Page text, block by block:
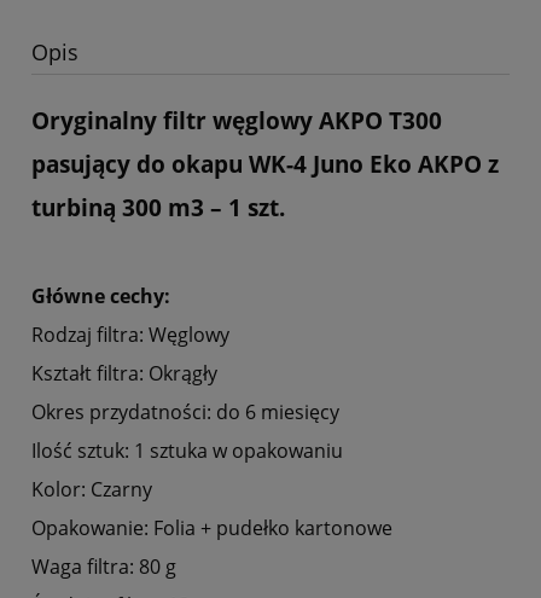
Opis
Oryginalny filtr węglowy AKPO T300
pasujący do okapu WK-4 Juno Eko AKPO z
turbiną 300 m3 – 1 szt.
Główne cechy:
Rodzaj filtra: Węglowy
Kształt filtra: Okrągły
Okres przydatności: do 6 miesięcy
Ilość sztuk: 1 sztuka w opakowaniu
Kolor: Czarny
Opakowanie: Folia + pudełko kartonowe
Waga filtra: 80 g